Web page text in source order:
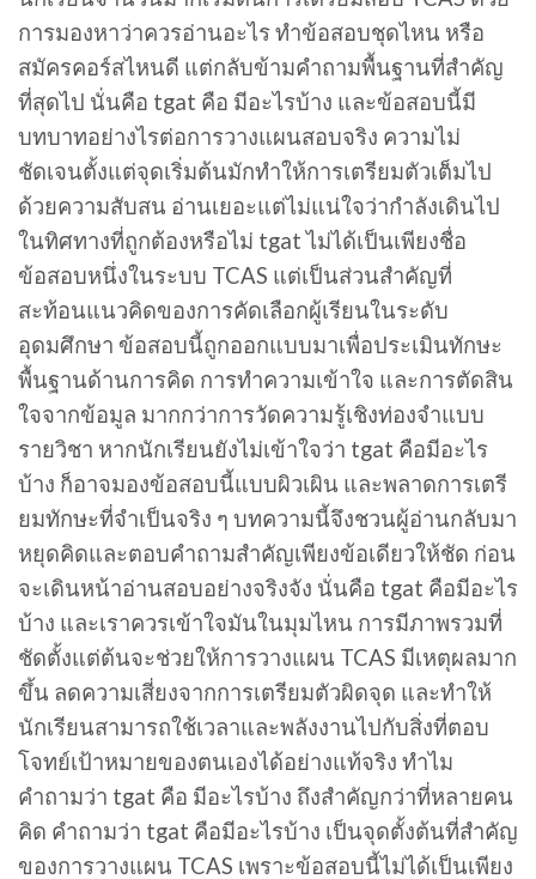
การมองหาว่าควรอ่านอะไร ทำข้อสอบชุดไหน หรือ
สมัครคอร์สไหนดี แต่กลับข้ามคำถามพื้นฐานที่สำคัญ
ที่สุดไป นั่นคือ tgat คือ มีอะไรบ้าง และข้อสอบนี้มี
บทบาทอย่างไรต่อการวางแผนสอบจริง ความไม่
ชัดเจนตั้งแต่จุดเริ่มต้นมักทำให้การเตรียมตัวเต็มไป
ด้วยความสับสน อ่านเยอะแต่ไม่แน่ใจว่ากำลังเดินไป
ในทิศทางที่ถูกต้องหรือไม่ tgat ไม่ได้เป็นเพียงชื่อ
ข้อสอบหนึ่งในระบบ TCAS แต่เป็นส่วนสำคัญที่
สะท้อนแนวคิดของการคัดเลือกผู้เรียนในระดับ
อุดมศึกษา ข้อสอบนี้ถูกออกแบบมาเพื่อประเมินทักษะ
พื้นฐานด้านการคิด การทำความเข้าใจ และการตัดสิน
ใจจากข้อมูล มากกว่าการวัดความรู้เชิงท่องจำแบบ
รายวิชา หากนักเรียนยังไม่เข้าใจว่า tgat คือมีอะไร
บ้าง ก็อาจมองข้อสอบนี้แบบผิวเผิน และพลาดการเตรี
ยมทักษะที่จำเป็นจริง ๆ บทความนี้จึงชวนผู้อ่านกลับมา
หยุดคิดและตอบคำถามสำคัญเพียงข้อเดียวให้ชัด ก่อน
จะเดินหน้าอ่านสอบอย่างจริงจัง นั่นคือ tgat คือมีอะไร
บ้าง และเราควรเข้าใจมันในมุมไหน การมีภาพรวมที่
ชัดตั้งแต่ต้นจะช่วยให้การวางแผน TCAS มีเหตุผลมาก
ขึ้น ลดความเสี่ยงจากการเตรียมตัวผิดจุด และทำให้
นักเรียนสามารถใช้เวลาและพลังงานไปกับสิ่งที่ตอบ
โจทย์เป้าหมายของตนเองได้อย่างแท้จริง ทำไม
คำถามว่า tgat คือ มีอะไรบ้าง ถึงสำคัญกว่าที่หลายคน
คิด คำถามว่า tgat คือมีอะไรบ้าง เป็นจุดตั้งต้นที่สำคัญ
ของการวางแผน TCAS เพราะข้อสอบนี้ไม่ได้เป็นเพียง